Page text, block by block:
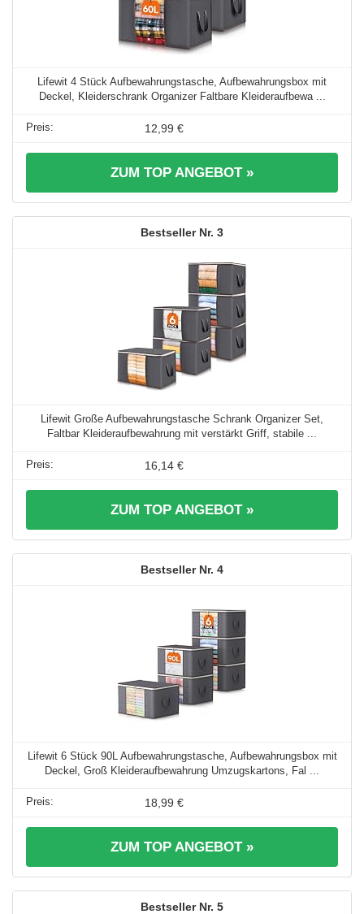
Lifewit 4 Stück Aufbewahrungstasche, Aufbewahrungsbox mit
Deckel, Kleiderschrank Organizer Faltbare Kleideraufbewa ...
12,99 €
ZUM TOP ANGEBOT »
3
Lifewit Große Aufbewahrungstasche Schrank Organizer Set,
Faltbar Kleideraufbewahrung mit verstärkt Griff, stabile ...
16,14 €
ZUM TOP ANGEBOT »
4
Lifewit 6 Stück 90L Aufbewahrungstasche, Aufbewahrungsbox mit
Deckel, Groß Kleideraufbewahrung Umzugskartons, Fal ...
18,99 €
ZUM TOP ANGEBOT »
5